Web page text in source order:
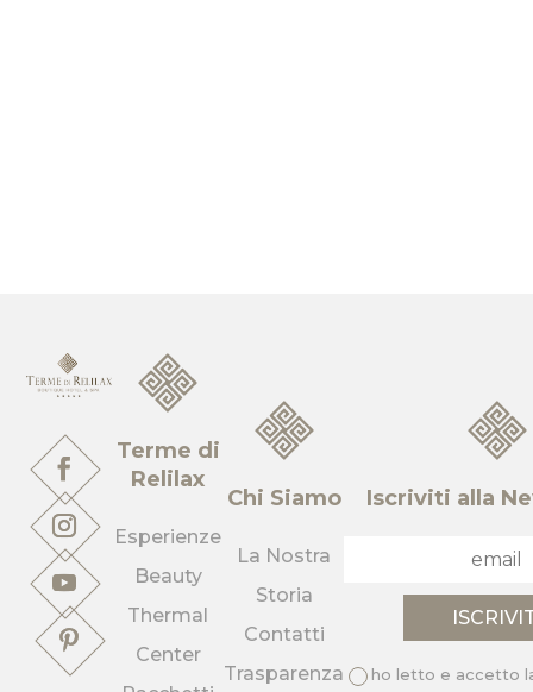
Terme di
Relilax
Esperienze
Beauty
Thermal
Center
Chi Siamo
La Nostra
Storia
Contatti
Trasparenza
Iscriviti alla
ho letto e accetto